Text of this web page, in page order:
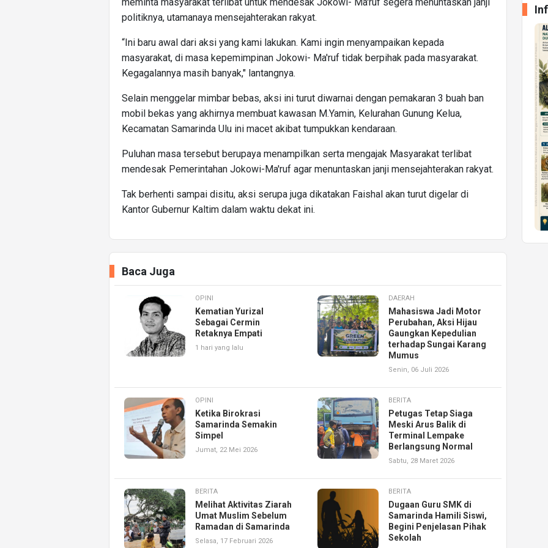
politiknya, utamanaya mensejahterakan rakyat.
“Ini baru awal dari aksi yang kami lakukan. Kami ingin menyampaikan kepada
masyarakat, di masa kepemimpinan Jokowi- Ma'ruf tidak berpihak pada masyarakat.
Kegagalannya masih banyak," lantangnya.
Selain menggelar mimbar bebas, aksi ini turut diwarnai dengan pemakaran 3 buah ban
mobil bekas yang akhirnya membuat kawasan M.Yamin, Kelurahan Gunung Kelua,
Kecamatan Samarinda Ulu ini macet akibat tumpukkan kendaraan.
Puluhan masa tersebut berupaya menampilkan serta mengajak Masyarakat terlibat
mendesak Pemerintahan Jokowi-Ma'ruf agar menuntaskan janji mensejahterakan rakyat.
Tak berhenti sampai disitu, aksi serupa juga dikatakan Faishal akan turut digelar di
Kantor Gubernur Kaltim dalam waktu dekat ini.
Baca Juga
OPINI
Kematian Yurizal
Sebagai Cermin
Retaknya Empati
1 hari yang lalu
DAERAH
Mahasiswa Jadi Motor
Perubahan, Aksi Hijau
Gaungkan Kepedulian
terhadap Sungai Karang
Mumus
Senin, 06 Juli 2026
OPINI
Ketika Birokrasi
Samarinda Semakin
Simpel
Jumat, 22 Mei 2026
BERITA
Petugas Tetap Siaga
Meski Arus Balik di
Terminal Lempake
Berlangsung Normal
Sabtu, 28 Maret 2026
BERITA
Melihat Aktivitas Ziarah
Umat Muslim Sebelum
Ramadan di Samarinda
Selasa, 17 Februari 2026
BERITA
Dugaan Guru SMK di
Samarinda Hamili Siswi,
Begini Penjelasan Pihak
Sekolah